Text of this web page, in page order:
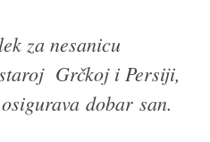
za nesanicu
Grčkoj i Persiji,
dobar san.